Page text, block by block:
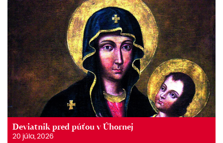
Deviatnik pred púťou v Úhornej
20 júla, 2026